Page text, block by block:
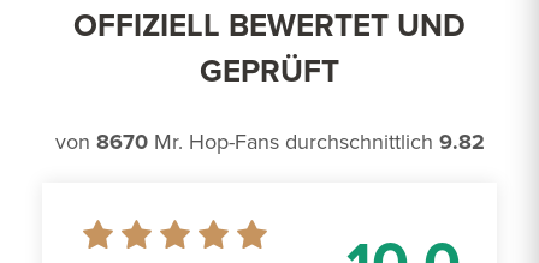
OFFIZIELL BEWERTET UND
GEPRÜFT
von 8670Mr. Hop-Fans durchschnittlich 9.82